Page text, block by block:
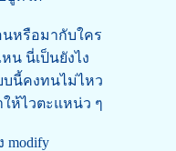
นหรือมากับใคร
น นี่เป็นยังไง
บนี้คงทนไม่ไหว
ห้ไวตะแหน่ว ๆ
modify